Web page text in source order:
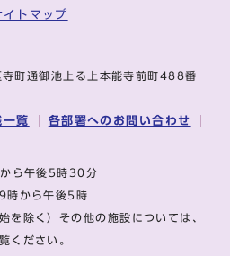
イトマップ
町通御池上る上本能寺前町488番
一覧 各部署へのお問い合わせ
から午後5時30分
9時から午後5時
を除く）その他の施設については、
ください。